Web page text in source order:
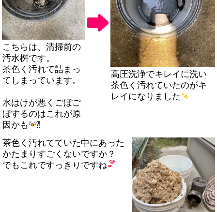
こちらは、清掃前の
汚水桝です。
茶色く汚れて詰まっ
てしまっています。
水はけが悪くごぼご
ぼするのはこれが原
因かも
⁈
高圧洗浄でキレイに洗い
茶色く汚れていたのがキ
レイになりました
茶色く汚れてていた中にあった
かたまりすごくないですか？
でもこれですっきりですね